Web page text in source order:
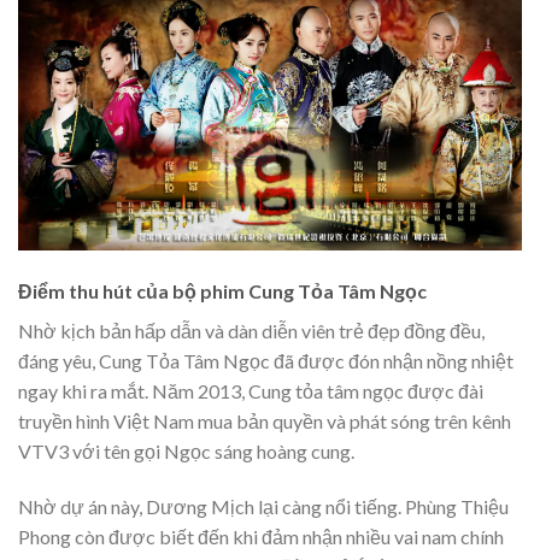
Điểm thu hút của bộ phim Cung Tỏa Tâm Ngọc
Nhờ kịch bản hấp dẫn và dàn diễn viên trẻ đẹp đồng đều,
đáng yêu, Cung Tỏa Tâm Ngọc đã được đón nhận nồng nhiệt
ngay khi ra mắt. Năm 2013, Cung tỏa tâm ngọc được đài
truyền hình Việt Nam mua bản quyền và phát sóng trên kênh
VTV3 với tên gọi Ngọc sáng hoàng cung.
Nhờ dự án này, Dương Mịch lại càng nổi tiếng. Phùng Thiệu
Phong còn được biết đến khi đảm nhận nhiều vai nam chính